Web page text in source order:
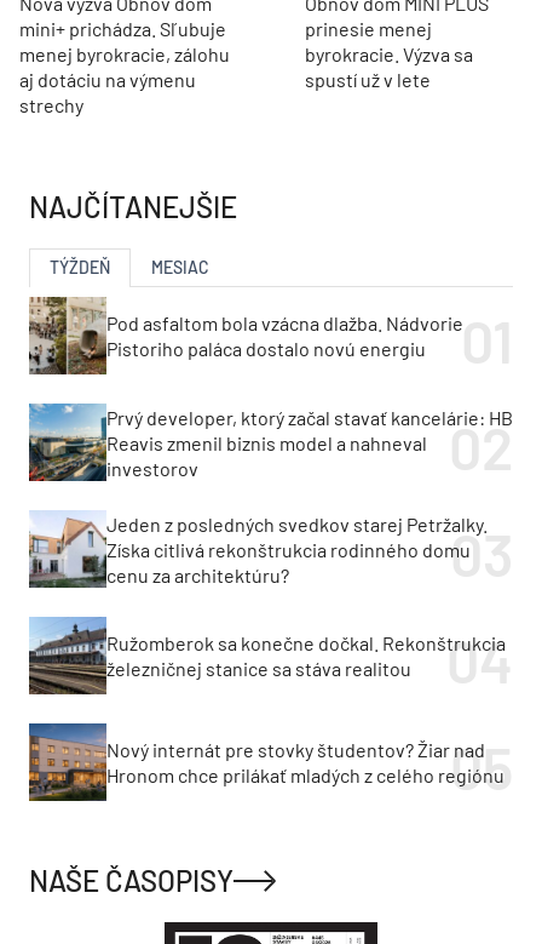
mini+ prichádza. Sľubuje
menej byrokracie, zálohu
aj dotáciu na výmenu
strechy
prinesie menej
byrokracie. Výzva sa
spustí už v lete
NAJČÍTANEJŠIE
TÝŽDEŇ MESIAC
Pod asfaltom bola vzácna dlažba. Nádvorie
Pistoriho paláca dostalo novú energiu
Prvý developer, ktorý začal stavať kancelárie: HB
Reavis zmenil biznis model a nahneval
investorov
Jeden z posledných svedkov starej Petržalky.
Získa citlivá rekonštrukcia rodinného domu
cenu za architektúru?
Ružomberok sa konečne dočkal. Rekonštrukcia
železničnej stanice sa stáva realitou
Nový internát pre stovky študentov? Žiar nad
Hronom chce prilákať mladých z celého regiónu
NAŠE ČASOPISY